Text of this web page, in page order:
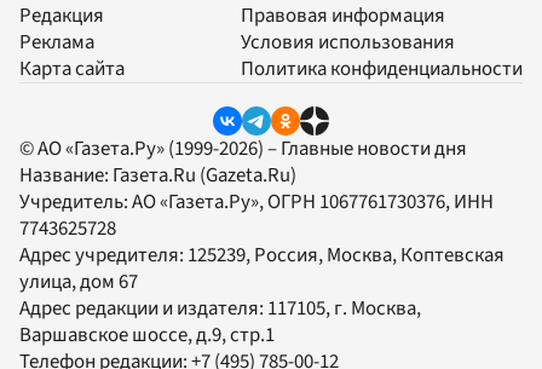
Редакция
Реклама
Карта сайта
Правовая информация
Условия использования
Политика конфиденциальности
© АО «Газета.Ру» (1999-2026) – Главные новости дня
Название: Газета.Ru (Gazeta.Ru)
Учредитель:АО «Газета.Ру», ОГРН 1067761730376, ИНН
7743625728
Адрес учредителя: 125239, Россия, Москва, Коптевская
улица, дом 67
Адрес редакции и издателя: 117105, г. Москва,
Варшавское шоссе, д.9, стр.1
Телефон редакции:+7 (495) 785-00-12